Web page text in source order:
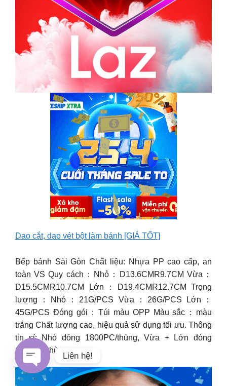
Dao cắt, dao vét bột làm bánh [GIÁ TỐT]
Bếp bánh Sài Gòn Chất liệu: Nhựa PP cao cấp, an
toàn VS Quy cách：Nhỏ：D13.6CMR9.7CM Vừa：
D15.5CMR10.7CM Lớn：D19.4CMR12.7CM Trọng
lượng：Nhỏ：21G/PCS Vừa：26G/PCS Lớn：
45G/PCS Đóng gói：Túi màu OPP Màu sắc：màu
trắng Chất lượng cao, hiệu quả sử dụng tối ưu. Thông
tin sỉ: Nhỏ đóng 1800PC/thùng, Vừa + Lớn đóng
1400PC/thùng.
Liên hệ!
Open chaty